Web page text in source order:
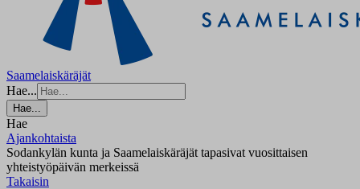
Saamelaiskäräjät
Hae...
Hae...
Hae
Ajankohtaista
Sodankylän kunta ja Saamelaiskäräjät tapasivat vuosittaisen
yhteistyöpäivän merkeissä
Takaisin